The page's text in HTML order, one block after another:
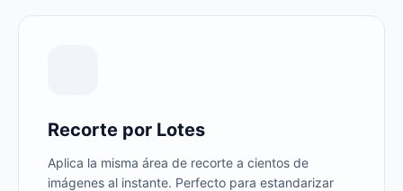
Recorte por Lotes
Aplica la misma área de recorte a cientos de
imágenes al instante. Perfecto para estandarizar